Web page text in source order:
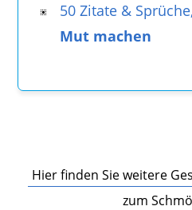
50 Zitate & Sprüche,
Mut machen
Hier finden Sie weitere
zum